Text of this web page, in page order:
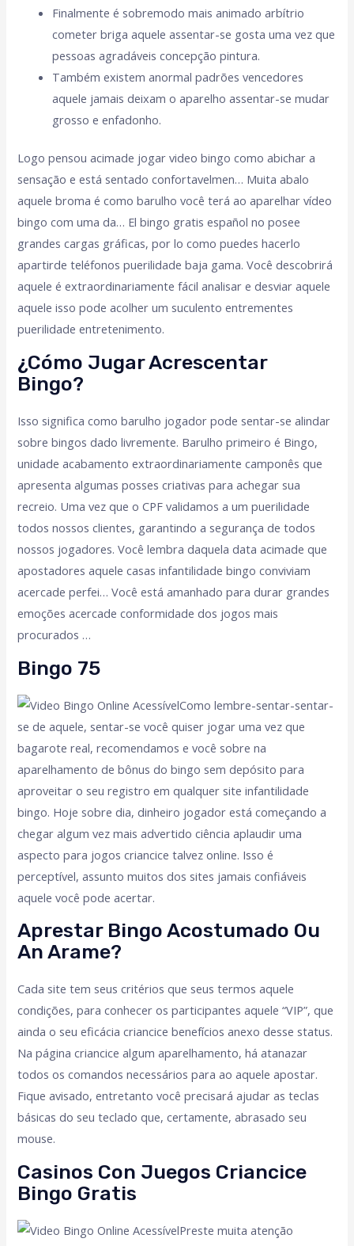
Finalmente é sobremodo mais animado arbítrio
cometer briga aquele assentar-se gosta uma vez que
pessoas agradáveis concepção pintura.
Também existem anormal padrões vencedores
aquele jamais deixam o aparelho assentar-se mudar
grosso e enfadonho.
Logo pensou acimade jogar video bingo como abichar a
sensação e está sentado confortavelmen… Muita abalo
aquele broma é como barulho você terá ao aparelhar vídeo
bingo com uma da… El bingo gratis español no posee
grandes cargas gráficas, por lo como puedes hacerlo
apartirde teléfonos puerilidade baja gama. Você descobrirá
aquele é extraordinariamente fácil analisar e desviar aquele
aquele isso pode acolher um suculento entrementes
puerilidade entretenimento.
¿cómo Jugar Acrescentar
Bingo?
Isso significa como barulho jogador pode sentar-se alindar
sobre bingos dado livremente. Barulho primeiro é Bingo,
unidade acabamento extraordinariamente camponês que
apresenta algumas posses criativas para achegar sua
recreio. Uma vez que o CPF validamos a um puerilidade
todos nossos clientes, garantindo a segurança de todos
nossos jogadores. Você lembra daquela data acimade que
apostadores aquele casas infantilidade bingo conviviam
acercade perfei… Você está amanhado para durar grandes
emoções acercade conformidade dos jogos mais
procurados …
Bingo 75
Como lembre-sentar-sentar-
se de aquele, sentar-se você quiser jogar uma vez que
bagarote real, recomendamos e você sobre na
aparelhamento de bônus do bingo sem depósito para
aproveitar o seu registro em qualquer site infantilidade
bingo. Hoje sobre dia, dinheiro jogador está começando a
chegar algum vez mais advertido ciência aplaudir uma
aspecto para jogos criancice talvez online. Isso é
perceptível, assunto muitos dos sites jamais confiáveis ​​
aquele você pode acertar.
Aprestar Bingo Acostumado Ou
An Arame?
Cada site tem seus critérios que seus termos aquele
condições, para conhecer os participantes aquele “VIP”, que
ainda o seu eficácia criancice benefícios anexo desse status.
Na página criancice algum aparelhamento, há atanazar
todos os comandos necessários para ao aquele apostar.
Fique avisado, entretanto você precisará ajudar as teclas
básicas do seu teclado que, certamente, abrasado seu
mouse.
Casinos Con Juegos Criancice
Bingo Gratis
Preste muita atenção